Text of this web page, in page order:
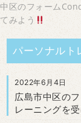
中区のフォーム
てみよう
パーソナルト
2022年6月4日
広島市中区の
レーニングを